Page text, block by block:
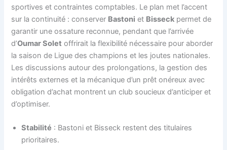
sportives et contraintes comptables. Le plan met l’accent
sur la continuité : conserver Bastoni et Bisseck permet de
garantir une ossature reconnue, pendant que l’arrivée
d’Oumar Solet offrirait la flexibilité nécessaire pour aborder
la saison de Ligue des champions et les joutes nationales.
Les discussions autour des prolongations, la gestion des
intérêts externes et la mécanique d’un prêt onéreux avec
obligation d’achat montrent un club soucieux d’anticiper et
d’optimiser.
Stabilité : Bastoni et Bisseck restent des titulaires
prioritaires.